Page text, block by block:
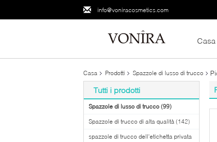
info@voniracosmetics.com
Casa
Casa Prodotti Spazzole di lusso di trucco
Tutti i prodotti
Spazzole di lusso di trucco (99)
Spazzole di trucco di alta qualità (142)
spazzole di trucco dell'etichetta privata